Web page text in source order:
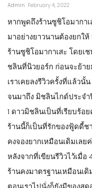
Admin February 4, 2022
หากพูดถึงร้านซูชิโอมากา
มาอย่างยาวนานต้องยกใ
ร้านซูชิโอมากาเสะ โดยเ
ชลินที่นิวยอร์ก ก่อนจะย้า
เราเคยลงรีวิวครั้งที่แล้ว
จนมาถึง มิชลินไกด์ประจำ
1 ดาวมิชลินเป็นที่เรียบร้
ร้านนี้ก็เป็นที่รักของฟู้ดดี้ช
คงจองยากเหมือนเดิมเล
หลังจากที่เขียนรีวิวไว้เมื่
ร้านคงมาตรฐานเหมือนเ